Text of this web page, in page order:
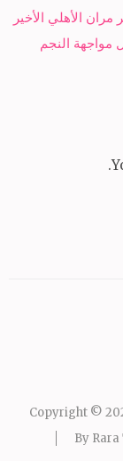
الأهلي الأخير
النجم
Copyright ©
By